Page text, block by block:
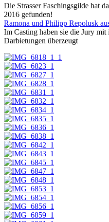
Die Strasser Faschingsgilde hat
2016 gefunden!
Ramona und Philipp Repolusk
Im Casting haben sie die Jury
Darbietungen überzeugt